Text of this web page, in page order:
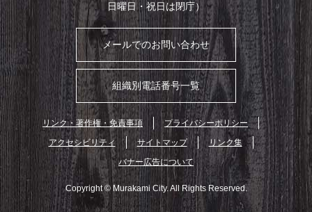
日曜日・祝日は閉庁）
メールでのお問い合わせ
組織別電話番号一覧
リンク・著作権・免責事項
プライバシーポリシー
アクセシビリティ
サイトマップ
リンク集
バナー広告について
Copyright © Murakami City. All Rights Reserved.